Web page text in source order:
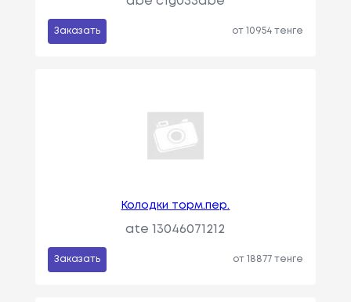
Заказать от 10954 тенге
Колодки торм.пер.
ate 13046071212
Заказать от 18877 тенге